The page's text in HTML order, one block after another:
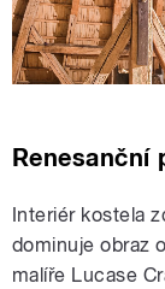
Renesanční
Interiér kostela
dominuje obraz
malíře Lucase